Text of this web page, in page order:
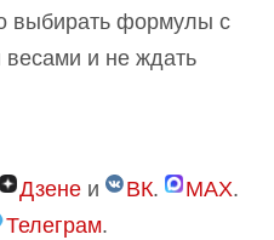
выбирать формулы с
и не ждать
Дзене и ВК. MAX.
Телеграм.